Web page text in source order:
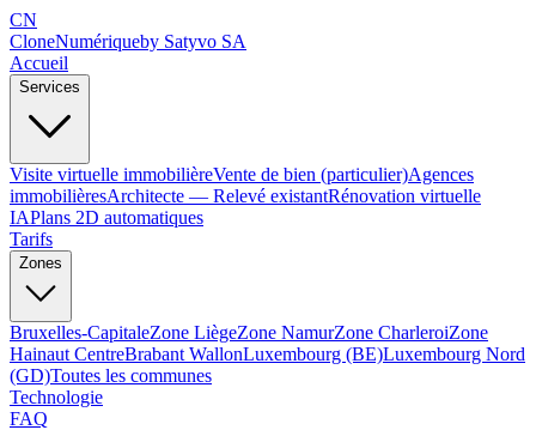
CN
CloneNumériqueby Satyvo SA
Accueil
Services
Visite virtuelle immobilièreVente de bien (particulier)Agences
immobilièresArchitecte — Relevé existantRénovation virtuelle
IAPlans 2D automatiques
Tarifs
Zones
Bruxelles-CapitaleZone LiègeZone NamurZone CharleroiZone
Hainaut CentreBrabant WallonLuxembourg (BE)Luxembourg Nord
(GD)Toutes les communes
Technologie
FAQ